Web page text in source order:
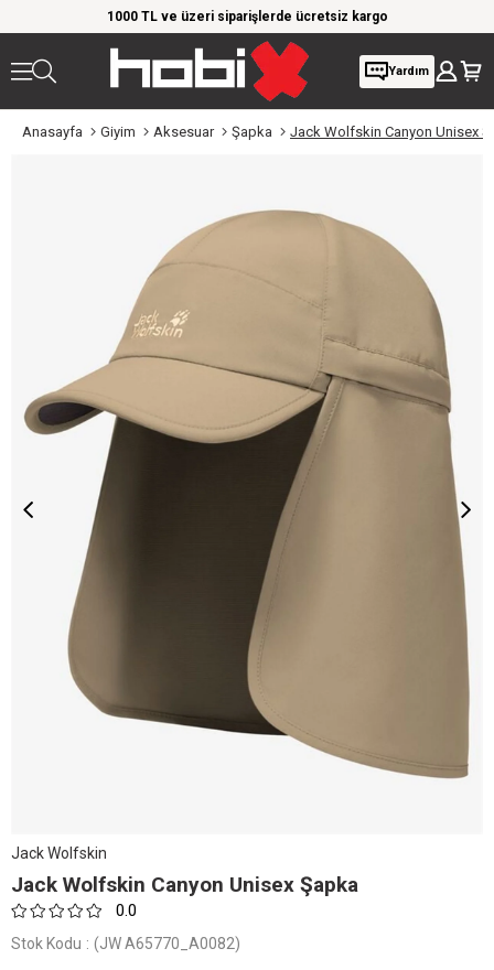
1000 TL ve üzeri siparişlerde ücretsiz kargo Giyim
Yardım
Anasayfa Giyim Aksesuar Şapka Jack Wolfskin Canyon Unisex
Jack Wolfskin
Jack Wolfskin Canyon Unisex Şapka
0.0
Stok Kodu (JW A65770_A0082)